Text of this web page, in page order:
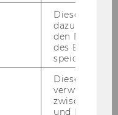
Exchange
Dieser
dazu
den
des
speichern.
Dieses
verwendet,
zwischen
und Bots zu